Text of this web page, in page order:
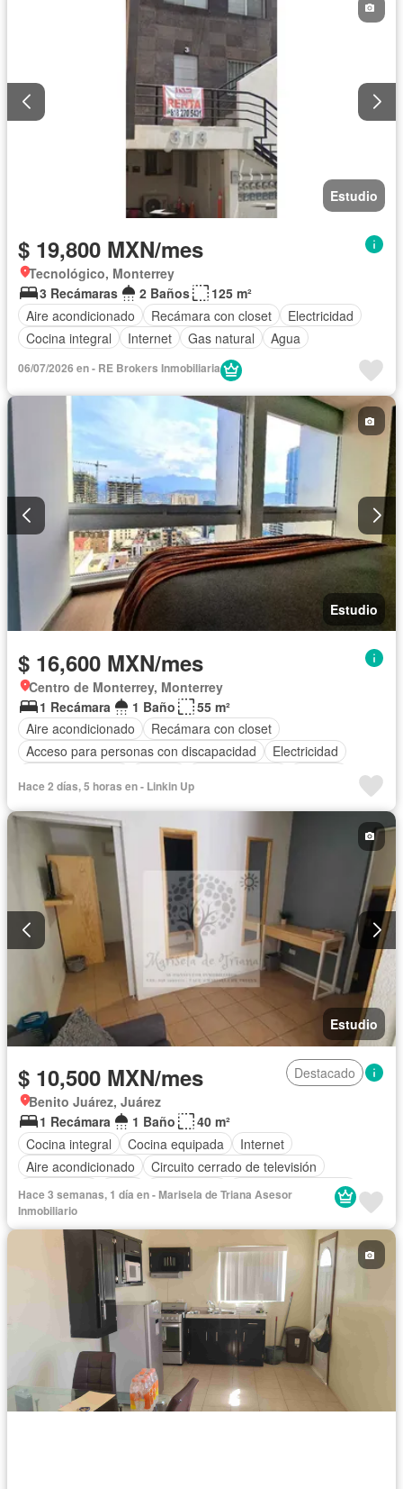
Estudio
$ 19,800 MXN/mes
Tecnológico, Monterrey
3 Recámaras
2 Baños
125 m²
Aire acondicionado
Recámara con closet
Electricidad
Cocina integral
Internet Gas natural Agua
06/07/2026 en - RE Brokers Inmobiliaria
Estudio
$ 16,600 MXN/mes
Centro de Monterrey, Monterrey
1 Recámara
1 Baño
55 m²
Aire acondicionado
Recámara con closet
Acceso para personas con discapacidad
Electricidad
Elevador
Despacho Vista panorámica
Agua
Hace 2 días, 5 horas en - Linkin Up
Estudio
$ 10,500 MXN/mes
Destacado
Benito Juárez, Juárez
1 Recámara
1 Baño
40 m²
Cocina integral
Cocina equipada
Internet
Aire acondicionado
Circuito cerrado de televisión
Electricidad
Agua Calefacción
Televisión por cable
Wifi
Completamente amueblado
Hace 3 semanas, 1 día en - Marisela de Triana Asesor
Inmobiliario